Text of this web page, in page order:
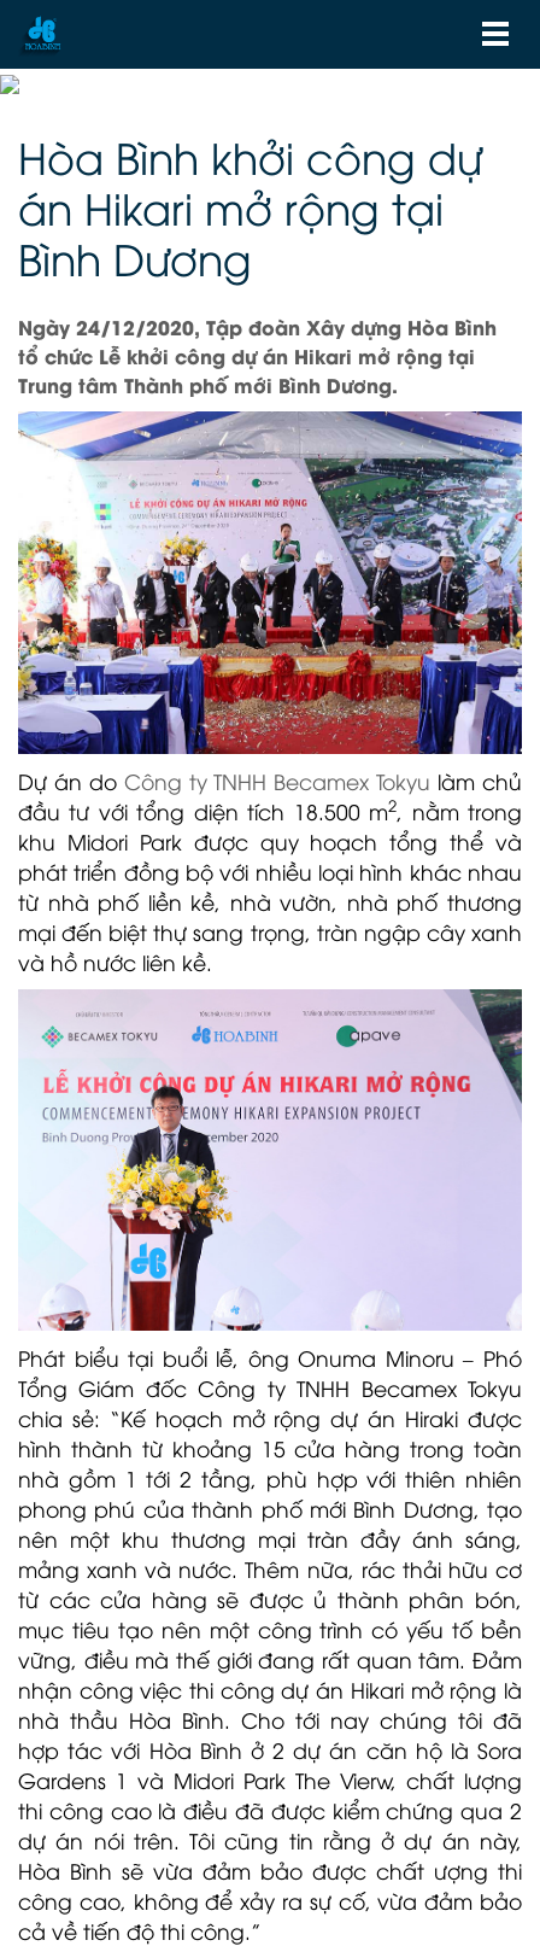
Hòa Bình khởi công dự
án Hikari mở rộng tại
Bình Dương
Ngày 24/12/2020, Tập đoàn Xây dựng Hòa Bình
tổ chức Lễ khởi công dự án Hikari mở rộng tại
Trung tâm Thành phố mới Bình Dương.
Dự án do Công ty TNHH Becamex Tokyu làm chủ
đầu tư với tổng diện tích 18.500 m2, nằm trong
khu Midori Park được quy hoạch tổng thể và
phát triển đồng bộ với nhiều loại hình khác nhau
từ nhà phố liền kề, nhà vườn, nhà phố thương
mại đến biệt thự sang trọng, tràn ngập cây xanh
và hồ nước liên kề.
Phát biểu tại buổi lễ, ông Onuma Minoru – Phó
Tổng Giám đốc Công ty TNHH Becamex Tokyu
chia sẻ: “Kế hoạch mở rộng dự án Hiraki được
hình thành từ khoảng 15 cửa hàng trong toàn
nhà gồm 1 tới 2 tầng, phù hợp với thiên nhiên
phong phú của thành phố mới Bình Dương, tạo
nên một khu thương mại tràn đầy ánh sáng,
mảng xanh và nước. Thêm nữa, rác thải hữu cơ
từ các cửa hàng sẽ được ủ thành phân bón,
mục tiêu tạo nên một công trình có yếu tố bền
vững, điều mà thế giới đang rất quan tâm. Đảm
nhận công việc thi công dự án Hikari mở rộng là
nhà thầu Hòa Bình. Cho tới nay chúng tôi đã
hợp tác với Hòa Bình ở 2 dự án căn hộ là Sora
Gardens 1 và Midori Park The Vierw, chất lượng
thi công cao là điều đã được kiểm chứng qua 2
dự án nói trên. Tôi cũng tin rằng ở dự án này,
Hòa Bình sẽ vừa đảm bảo được chất ượng thi
công cao, không để xảy ra sự cố, vừa đảm bảo
cả về tiến độ thi công.”